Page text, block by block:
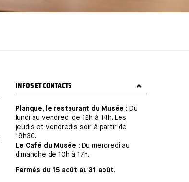
TITRE
INFOS ET CONTACTS
Planque, le restaurant du Musée : Du
lundi au vendredi de 12h à 14h. Les
jeudis et vendredis soir à partir de
19h30.
Le Café du Musée : Du mercredi au
dimanche de 10h à 17h.
Fermés du 15 août au 31 août.